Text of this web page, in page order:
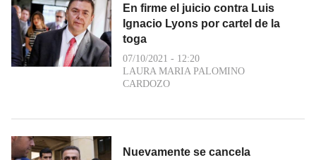
En firme el juicio contra Luis
Ignacio Lyons por cartel de la
toga
07/10/2021 - 12:20
LAURA MARIA PALOMINO
CARDOZO
Nuevamente se cancela